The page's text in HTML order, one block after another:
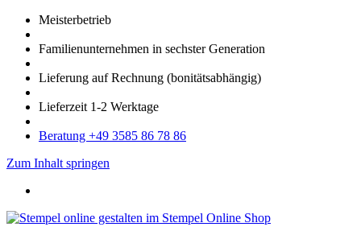
Meister­betrieb
Familien­unter­nehmen in sechster Gene­ration
Lieferung auf Rech­nung (bonitätsabhängig)
Liefer­zeit 1-2 Werk­tage
Bera­tung +49 3585 86 78 86
Zum Inhalt springen